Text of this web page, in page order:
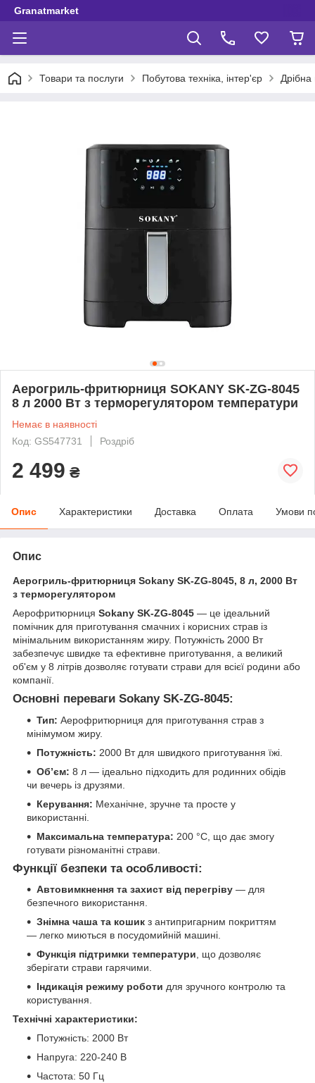
Granatmarket
Товари та послуги Побутова техніка, інтер'єр Дрібна
Аерогриль-фритюрниця SOKANY SK-ZG-8045
8 л 2000 Вт з терморегулятором температури
Немає в наявності
Код: GS547731
Роздріб
2 499 ₴
Опис Характеристики Доставка Оплата Умови
Опис
Аерогриль-фритюрниця Sokany SK-ZG-8045, 8 л, 2000 Вт
з терморегулятором
Аерофритюрниця Sokany SK-ZG-8045 — це ідеальний
помічник для приготування смачних і корисних страв із
мінімальним використанням жиру. Потужність 2000 Вт
забезпечує швидке та ефективне приготування, а великий
об'єм у 8 літрів дозволяє готувати страви для всієї родини або
компанії.
Основні переваги Sokany SK-ZG-8045:
Тип: Аерофритюрниця для приготування страв з
мінімумом жиру.
Потужність: 2000 Вт для швидкого приготування їжі.
Об’єм: 8 л — ідеально підходить для родинних обідів
чи вечерь із друзями.
Керування: Механічне, зручне та просте у
використанні.
Максимальна температура: 200 °C, що дає змогу
готувати різноманітні страви.
Функції безпеки та особливості:
Автовимкнення та захист від перегріву — для
безпечного використання.
Знімна чаша та кошик з антипригарним покриттям
— легко миються в посудомийній машині.
Функція підтримки температури, що дозволяє
зберігати страви гарячими.
Індикація режиму роботи для зручного контролю та
користування.
Технічні характеристики:
Потужність: 2000 Вт
Напруга: 220-240 В
Частота: 50 Гц